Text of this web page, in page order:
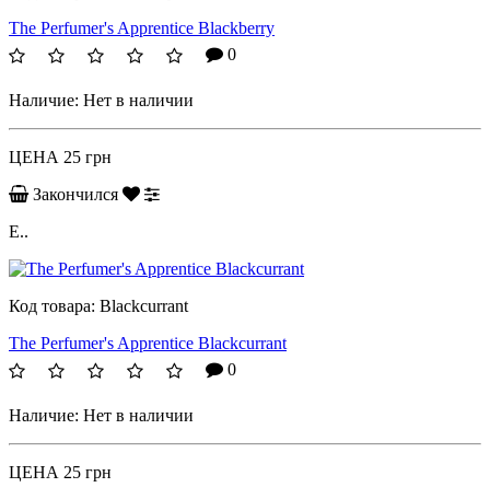
The Perfumer's Apprentice Blackberry
0
Наличие: Нет в наличии
ЦЕНА 25 грн
Закончился
Е..
Код товара: Blackcurrant
The Perfumer's Apprentice Blackcurrant
0
Наличие: Нет в наличии
ЦЕНА 25 грн